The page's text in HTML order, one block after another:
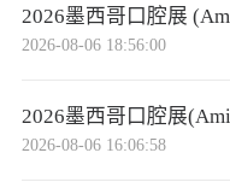
2026墨西哥口腔展
2026-08-06 18:56:00
2026墨西哥口腔展
2026-08-06 16:06:58